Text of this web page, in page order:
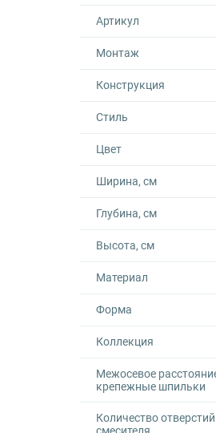
Артикул
Монтаж
Конструкция
Стиль
Цвет
Ширина, см
Глубина, см
Высота, см
Материал
Форма
Коллекция
Межосевое
крепежные шпильки
Количество